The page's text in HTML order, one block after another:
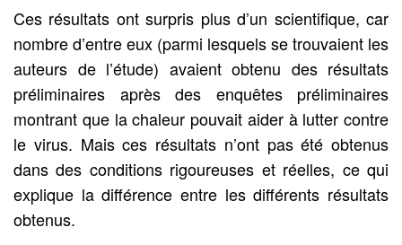
Ces résultats ont surpris plus d’un scientifique, car
nombre d’entre eux (parmi lesquels se trouvaient les
auteurs de l’étude) avaient obtenu des résultats
préliminaires après des enquêtes préliminaires
montrant que la chaleur pouvait aider à lutter contre
le virus. Mais ces résultats n’ont pas été obtenus
dans des conditions rigoureuses et réelles, ce qui
explique la différence entre les différents résultats
obtenus.